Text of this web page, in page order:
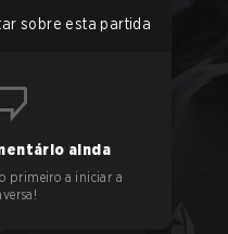
sobre esta partida
ainda
primeiro a iniciar a